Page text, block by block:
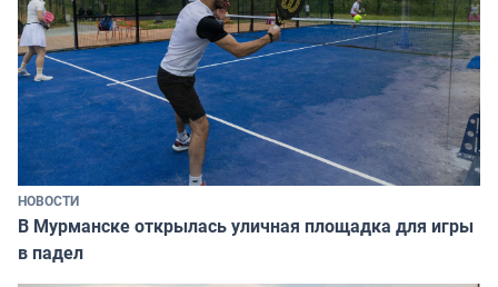
НОВОСТИ
В Мурманске открылась уличная площадка для игры
в падел